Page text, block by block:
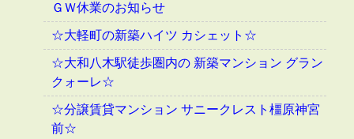
ＧＷ休業のお知らせ
☆大軽町の新築ハイツ カシェット☆
☆大和八木駅徒歩圏内の 新築マンション グラン
クォーレ☆
☆分譲賃貸マンション サニークレスト橿原神宮
前☆